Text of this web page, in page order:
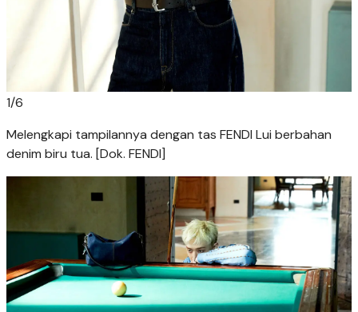
1/6
Melengkapi tampilannya dengan tas FENDI Lui berbahan
denim biru tua. [Dok. FENDI]